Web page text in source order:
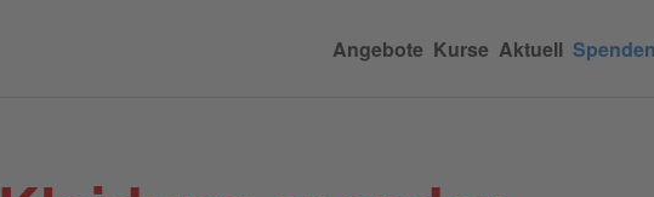
Angebote Kurse Aktuell Spenden